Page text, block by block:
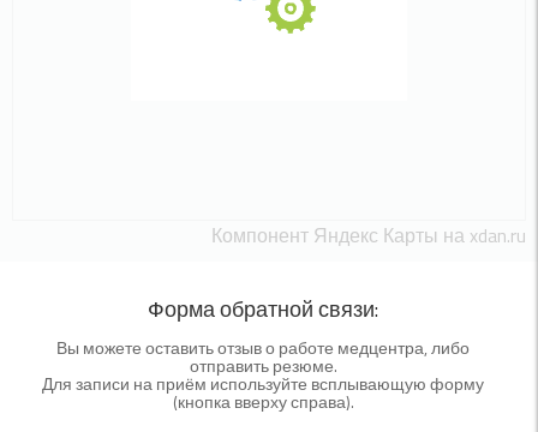
Компонент Яндекс Карты на xdan.ru
Форма обратной связи:
Вы можете оставить отзыв о работе медцентра, либо
отправить резюме.
Для записи на приём используйте всплывающую форму
(кнопка вверху справа).